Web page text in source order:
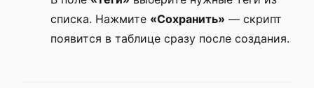
списка. Нажмите «Сохранить» — скрипт
появится в таблице сразу после создания.